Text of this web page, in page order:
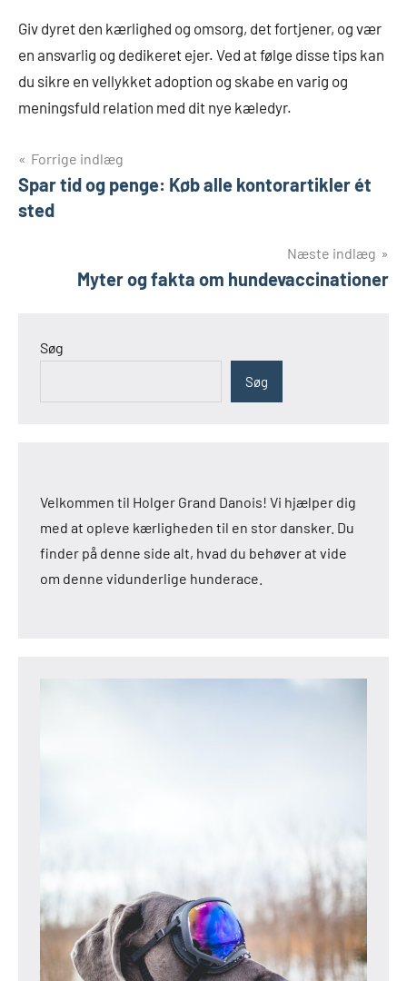
Giv dyret den kærlighed og omsorg, det fortjener, og vær
en ansvarlig og dedikeret ejer. Ved at følge disse tips kan
du sikre en vellykket adoption og skabe en varig og
meningsfuld relation med dit nye kæledyr.
Indlægsnavigation
Forrige indlæg
Spar tid og penge: Køb alle kontorartikler ét
sted
Næste indlæg
Myter og fakta om hundevaccinationer
Søg
Søg
Velkommen til Holger Grand Danois! Vi hjælper dig
med at opleve kærligheden til en stor dansker. Du
finder på denne side alt, hvad du behøver at vide
om denne vidunderlige hunderace.